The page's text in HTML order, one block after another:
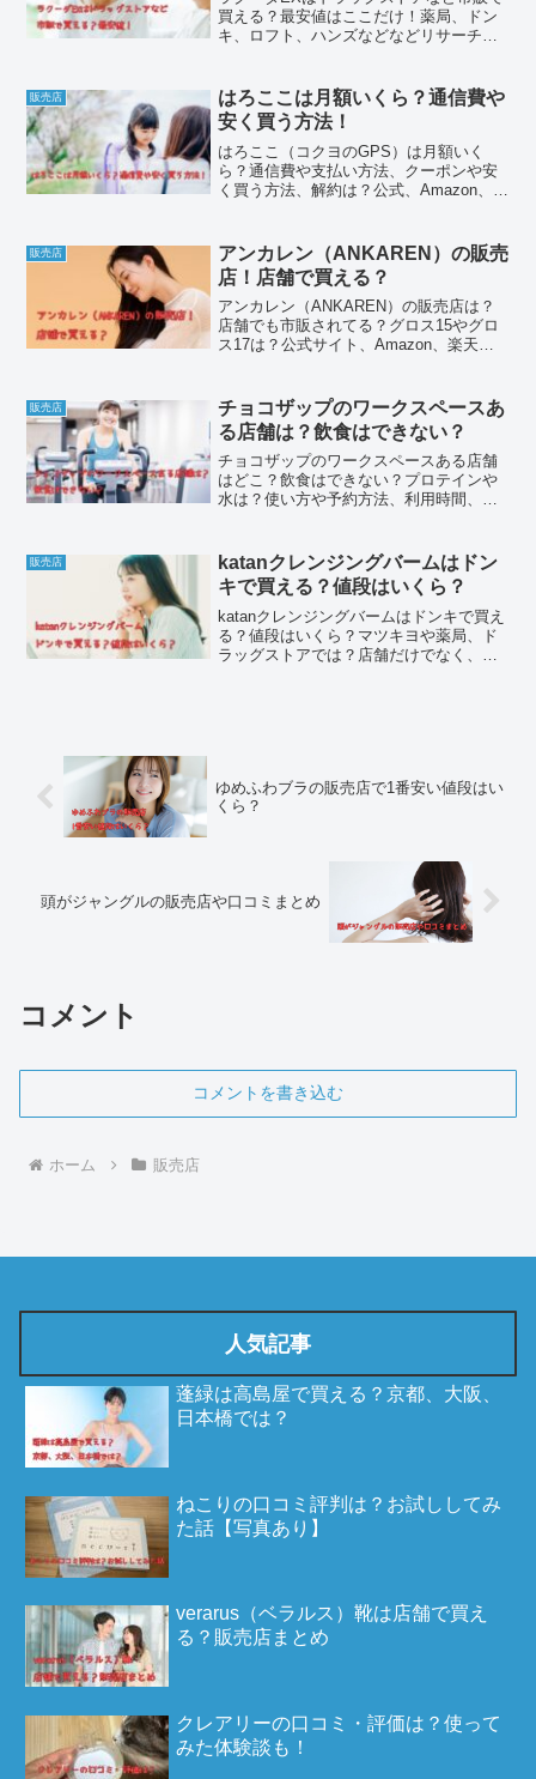
買える？最安値はここだけ！薬局、ドン
キ、ロフト、ハンズなどなどリサーチし
auwowmaなど値段を比較して、1番安い
販売店を見つけています。解約やマイペ
ージ、口コミ、デメリットなどもわかり
やすくまてめてみました。
販売店
はろここは月額いくら？通信費や
安く買う方法！
はろここ（コクヨのGPS）は月額いく
ら？通信費や支払い方法、クーポンや安
く買う方法、解約は？公式、Amazon、楽
前に知っておきたいポイントをまとめて
みたので、ぜひ参考にしてみてくださ
い。
販売店
アンカレン（ANKAREN）の販売
店！店舗で買える？
アンカレン（ANKAREN）の販売店は？
店舗でも市販されてる？グロス15やグロ
ス17は？公式サイト、Amazon、楽天、
薬局やドラッグストア、ドンキ、ロフト
なども。解約方法やマイページへログイ
ンする方法、口コミやデメリットなども
詳しくまとめてみました。
販売店
チョコザップのワークスペースあ
る店舗は？飲食はできない？
チョコザップのワークスペースある店舗
はどこ？飲食はできない？プロテインや
水は？使い方や予約方法、利用時間、口
販売店
katanクレンジングバームはドン
キで買える？値段はいくら？
katanクレンジングバームはドンキで買え
る？値段はいくら？マツキヨや薬局、ド
ラッグストアでは？店舗だけでなく、公
ゆめふわブラの販売店で1番安い値段はい
くら？
頭がジャングルの販売店や口コミまとめ
コメント
コメントを書き込む
ホーム 販売店
人気記事
蓬緑は高島屋で買える？京都、大阪、
日本橋では？
ねこりの口コミ評判は？お試ししてみ
た話【写真あり】
verarus（ベラルス）靴は店舗で買え
る？販売店まとめ
クレアリーの口コミ・評価は？使って
みた体験談も！